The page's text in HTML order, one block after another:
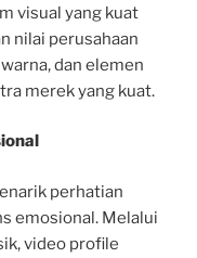
visual yang kuat
nilai perusahaan
dan elemen
merek yang kuat.
perhatian
emosional. Melalui
video profile